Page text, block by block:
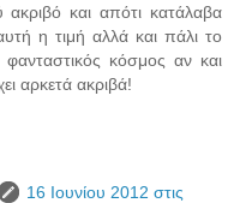
και απότι κατάλαβα
η τιμή αλλά και πάλι το
κόσμος αν και
αρκετά ακριβά!
16 Ιουνίου 2012 στις